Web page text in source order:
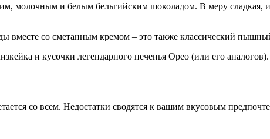
молочным и белым бельгийским шоколадом. В меру
вместе со сметанным кремом – это также классический
и кусочки легендарного печенья Орео (или его
со всем. Недостатки сводятся к вашим вкусовым